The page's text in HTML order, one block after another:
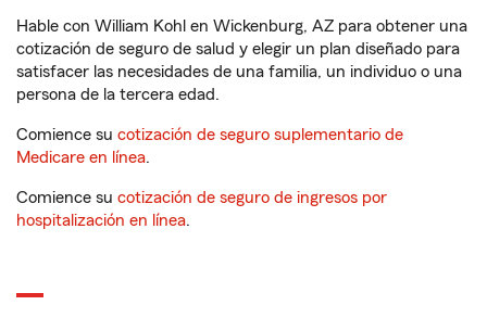
Hable con William Kohl en Wickenburg, AZ para obtener una
cotización de seguro de salud y elegir un plan diseñado para
satisfacer las necesidades de una familia, un individuo o una
persona de la tercera edad.
Comience su cotización de seguro suplementario de
Medicare en línea.
Comience su cotización de seguro de ingresos por
hospitalización en línea.